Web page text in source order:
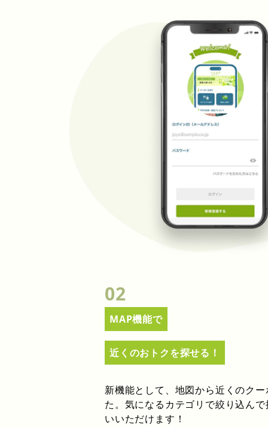
02
MAP機能で
近くのおトクを探せる！
新機能として、地図から近くのク
た。気になるカテゴリで絞り込ん
いいただけます！